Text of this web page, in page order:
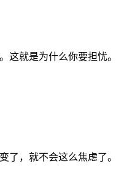
这就是为什么你要担忧。
了，就不会这么焦虑了。